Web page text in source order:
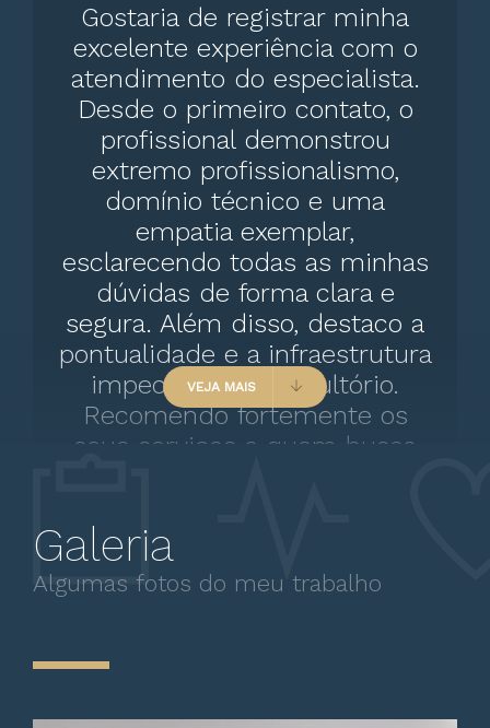
Gostaria de registrar minha
excelente experiência com o
atendimento do especialista.
Desde o primeiro contato, o
profissional demonstrou
extremo profissionalismo,
domínio técnico e uma
empatia exemplar,
esclarecendo todas as minhas
dúvidas de forma clara e
segura. Além disso, destaco a
pontualidade e a infraestrutura
impecável do consultório.
Recomendo fortemente os
seus serviços a quem busca
VEJA MAIS
Galeria
Algumas fotos do meu trabalho